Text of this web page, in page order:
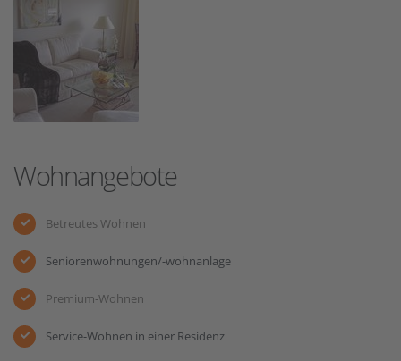
Wohnangebote
Betreutes Wohnen
Seniorenwohnungen/-wohnanlage
Premium-Wohnen
Service-Wohnen in einer Residenz